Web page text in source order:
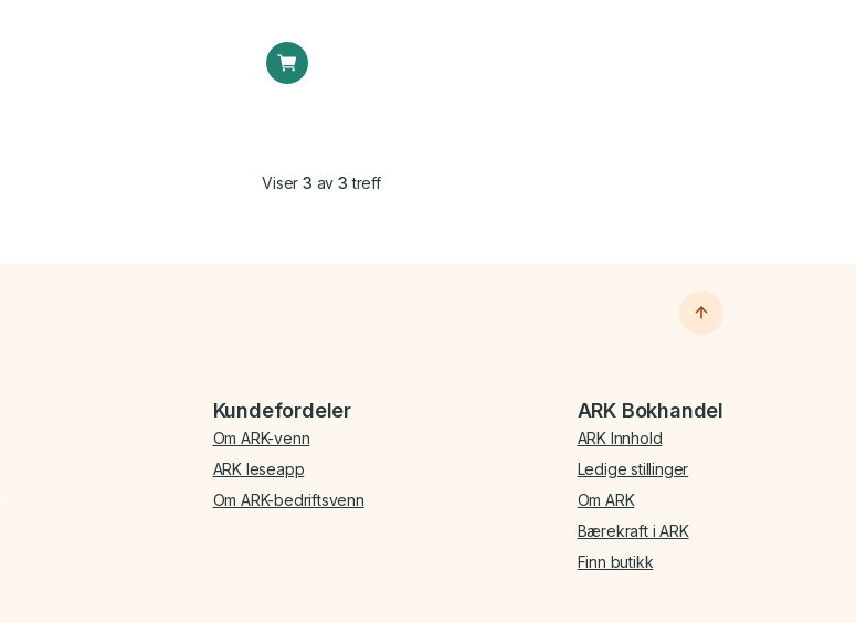
Viser3 av 3 treff
Kundefordeler
Om ARK-venn
ARK leseapp
Om ARK-bedriftsvenn
ARK Bokhandel
ARK Innhold
Ledige stillinger
Om ARK
Bærekraft i ARK
Finn butikk